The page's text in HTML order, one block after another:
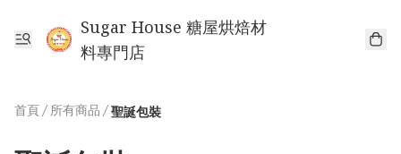
Sugar House 糖屋烘焙材
料專門店
首頁 / 所有商品 / 聖誕包裝